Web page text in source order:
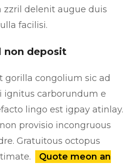
delenit augue duis
facilisi.
non deposit
gorilla congolium sic ad
ignitus carborundum e
lingo est igpay atinlay.
provisio incongruous
Gratuitous octopus
Quote meon an